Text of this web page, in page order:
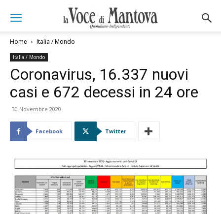
Home Italia / Mondo
Italia / Mondo
Coronavirus, 16.337 nuovi
casi e 672 decessi in 24 ore
30 Novembre 2020
Facebook Twitter